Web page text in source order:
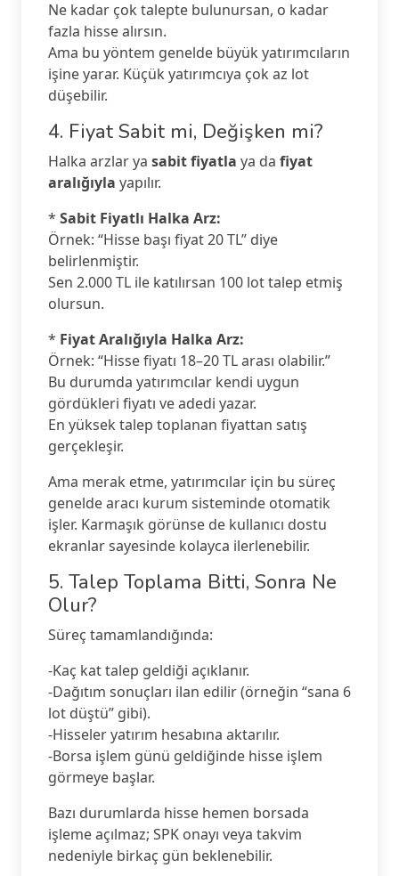
Ne kadar çok talepte bulunursan, o kadar
fazla hisse alırsın.
Ama bu yöntem genelde büyük yatırımcıların
işine yarar. Küçük yatırımcıya çok az lot
düşebilir.
4. Fiyat Sabit mi, Değişken mi?
Halka arzlar ya sabit fiyatla ya da fiyat
aralığıyla yapılır.
* Sabit Fiyatlı Halka Arz:
Örnek: “Hisse başı fiyat 20 TL” diye
belirlenmiştir.
Sen 2.000 TL ile katılırsan 100 lot talep etmiş
olursun.
* Fiyat Aralığıyla Halka Arz:
Örnek: “Hisse fiyatı 18–20 TL arası olabilir.”
Bu durumda yatırımcılar kendi uygun
gördükleri fiyatı ve adedi yazar.
En yüksek talep toplanan fiyattan satış
gerçekleşir.
Ama merak etme, yatırımcılar için bu süreç
genelde aracı kurum sisteminde otomatik
işler. Karmaşık görünse de kullanıcı dostu
ekranlar sayesinde kolayca ilerlenebilir.
5. Talep Toplama Bitti, Sonra Ne
Olur?
Süreç tamamlandığında:
-Kaç kat talep geldiği açıklanır.
-Dağıtım sonuçları ilan edilir (örneğin “sana 6
lot düştü” gibi).
-Hisseler yatırım hesabına aktarılır.
-Borsa işlem günü geldiğinde hisse işlem
görmeye başlar.
Bazı durumlarda hisse hemen borsada
işleme açılmaz; SPK onayı veya takvim
nedeniyle birkaç gün beklenebilir.